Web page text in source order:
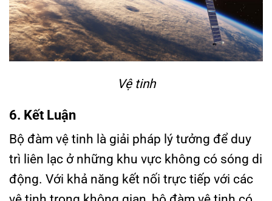
Vệ tinh
6. Kết Luận
Bộ đàm vệ tinh là giải pháp lý tưởng để duy
trì liên lạc ở những khu vực không có sóng di
động. Với khả năng kết nối trực tiếp với các